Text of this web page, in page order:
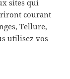
sites qui
courant
Tellure,
utilisez vos